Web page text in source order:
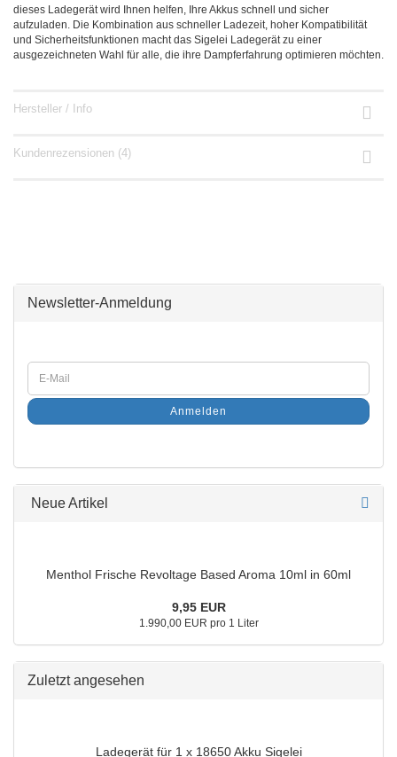
dieses Ladegerät wird Ihnen helfen, Ihre Akkus schnell und sicher
aufzuladen. Die Kombination aus schneller Ladezeit, hoher Kompatibilität
und Sicherheitsfunktionen macht das Sigelei Ladegerät zu einer
ausgezeichneten Wahl für alle, die ihre Dampferfahrung optimieren möchten.
Hersteller / Info
Kundenrezensionen (4)
Newsletter-Anmeldung
Anmelden
Neue Artikel
Menthol Frische Revoltage Based Aroma 10ml in 60ml
9,95 EUR
1.990,00 EUR pro 1 Liter
Zuletzt angesehen
Ladegerät für 1 x 18650 Akku Sigelei